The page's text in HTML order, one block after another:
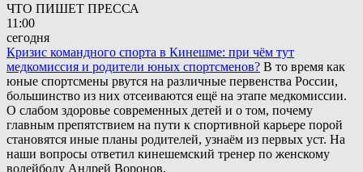
ЧТО ПИШЕТ ПРЕССА
11:00
сегодня
Кризис командного спорта в Кинешме: при чём тут
медкомиссия и родители юных спортсменов? В то время как
юные спортсмены рвутся на различные первенства России,
большинство из них отсеиваются ещё на этапе медкомиссии.
О слабом здоровье современных детей и о том, почему
главным препятствием на пути к спортивной карьере порой
становятся иные планы родителей, узнаём из первых уст. На
наши вопросы ответил кинешемский тренер по женскому
волейболу Андрей Воронов.